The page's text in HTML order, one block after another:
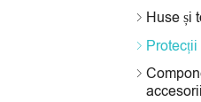
Huse și